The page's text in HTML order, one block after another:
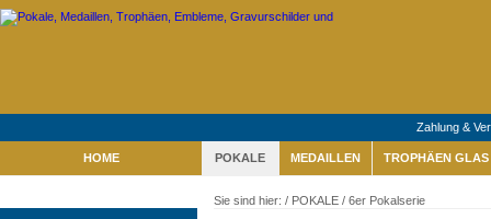
Zahlung &
HOME POKALE MEDAILLEN TROPHÄEN GLAS
Sie sind hier: / POKALE / 6er Pokalserie